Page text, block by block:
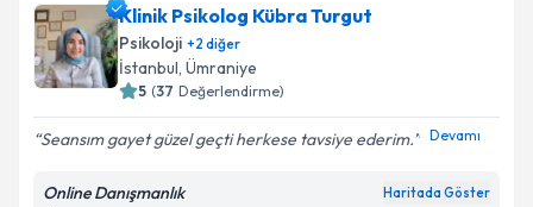
Klinik Psikolog Kübra Turgut
Psikoloji +2 diğer
İstanbul, Ümraniye
5 (37 Değerlendirme)
Seansım gayet güzel geçti herkese tavsiye ederim. Devamı
Online Danışmanlık Haritada Göster